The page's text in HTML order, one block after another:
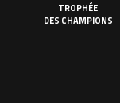
TROPHÉE
DES CHAMPIONS